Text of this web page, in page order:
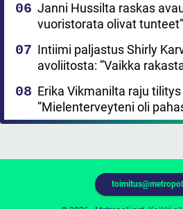
Janni Hussilta raskas
vuoristorata olivat tunteet”
Intiimi paljastus Shirly
avoliitosta: ”Vaikka
Erika Vikmanilta raju
”Mielenterveyteni oli